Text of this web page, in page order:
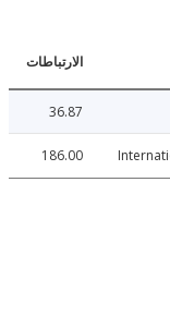
الارتباطات
186.00